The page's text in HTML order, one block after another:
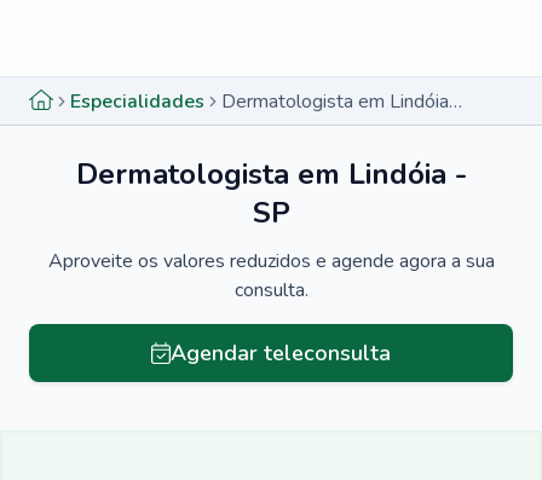
Especialidades Dermatologista em Lindóia - SP
Dermatologista em Lindóia -
SP
Aproveite os valores reduzidos e agende agora a sua
consulta.
Agendar teleconsulta